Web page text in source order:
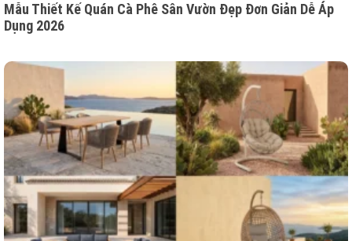
Mẫu Thiết Kế Quán Cà Phê Sân Vườn Đẹp Đơn Giản Dễ Áp
Dụng 2026